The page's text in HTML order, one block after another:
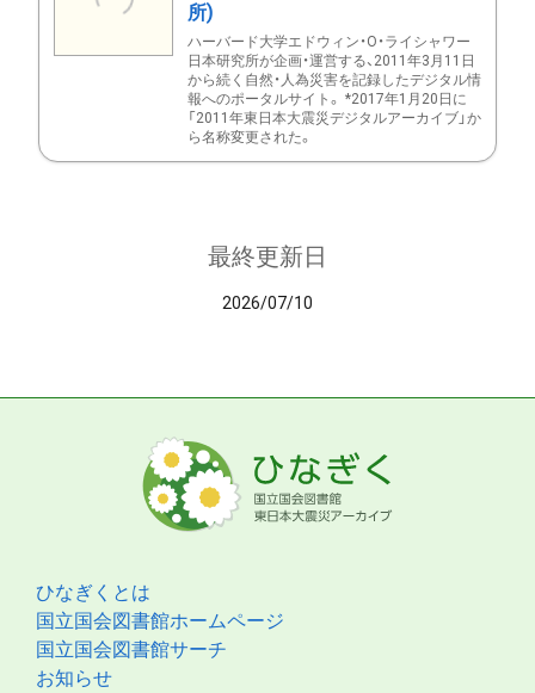
所)
ハーバード大学エドウィン・O・ライシャワー
日本研究所が企画・運営する、2011年3月11日
から続く自然・人為災害を記録したデジタル情
報へのポータルサイト。 *2017年1月20日に
「2011年東日本大震災デジタルアーカイブ」か
ら名称変更された。
最終更新日
2026/07/10
ひなぎくとは
国立国会図書館ホームページ
国立国会図書館サーチ
お知らせ